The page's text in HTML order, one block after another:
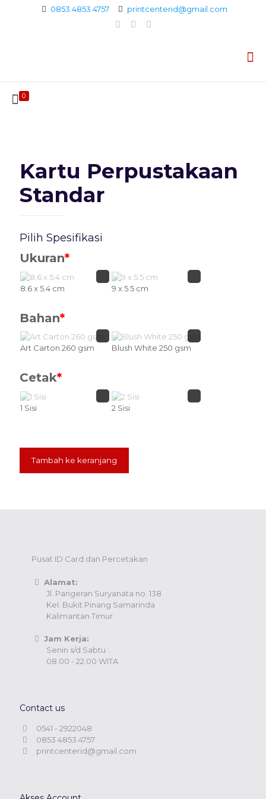
0853 4853 4757 printcenterid@gmail.com
0
Kartu Perpustakaan
Standar
Pilih Spesifikasi
Ukuran*
8.6 x 5.4 cm 9 x 5.5 cm
Bahan*
Art Carton 260 gsm Blush White 250 gsm
Cetak*
1 Sisi 2 Sisi
Tambah ke keranjang
Pusat ID Card dan Percetakan
Alamat:
Jl. Pangeran Suryanata no. 138
Kel. Bukit Pinang Samarinda
Kalimantan Timur
Jam Kerja:
Senin s/d Sabtu :
08.00 - 22.00 WITA
Contact us
0541 - 2922048
0853 4853 4757
printcenterid@gmail.com